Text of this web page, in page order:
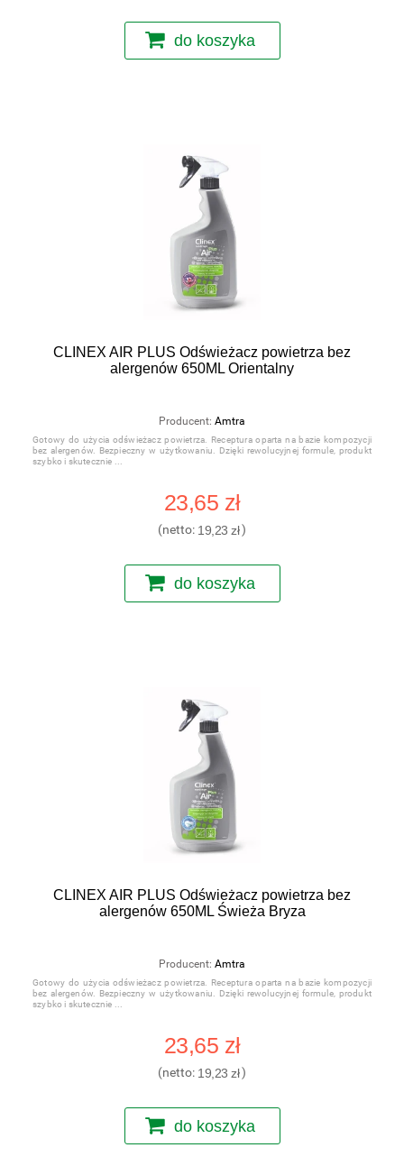
do koszyka
CLINEX AIR PLUS Odświeżacz powietrza bez
alergenów 650ML Orientalny
Producent: Amtra
Gotowy do użycia odświeżacz powietrza. Receptura oparta na bazie kompozycji
bez alergenów. Bezpieczny w użytkowaniu. Dzięki rewolucyjnej formule, produkt
szybko i skutecznie
23,65 zł
(netto: 19,23 zł)
do koszyka
CLINEX AIR PLUS Odświeżacz powietrza bez
alergenów 650ML Świeża Bryza
Producent: Amtra
Gotowy do użycia odświeżacz powietrza. Receptura oparta na bazie kompozycji
bez alergenów. Bezpieczny w użytkowaniu. Dzięki rewolucyjnej formule, produkt
szybko i skutecznie
23,65 zł
(netto: 19,23 zł)
do koszyka